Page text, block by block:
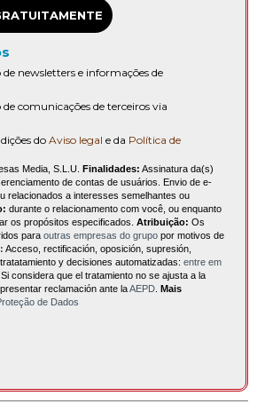
newsletters e informações de
comunicações de terceiros via
do Aviso legal e da Política de
Media, S.L.U. Finalidades: Assinatura da(s)
de contas de usuários. Envio de e-
relacionados a interesses semelhantes ou
durante o relacionamento com você, ou enquanto
os propósitos especificados. Atribuição: Os
para outras empresas do grupo por motivos de
Acceso, rectificación, oposición, supresión,
y decisiones automatizadas: entre em
. Si considera que el tratamiento no se ajusta a la
reclamación ante laAEPD Mais
de Dados